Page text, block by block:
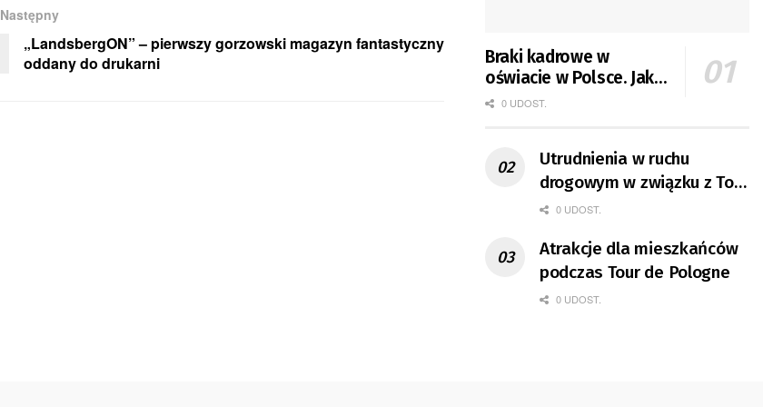
Następny
„LandsbergON” – pierwszy gorzowski magazyn fantastyczny
oddany do drukarni
Braki kadrowe w
oświacie w Polsce. Jak
jest w Gorzowie?
0 UDOST.
Utrudnienia w ruchu
drogowym w związku z Tour
de Pologne
0 UDOST.
Atrakcje dla mieszkańców
podczas Tour de Pologne
0 UDOST.